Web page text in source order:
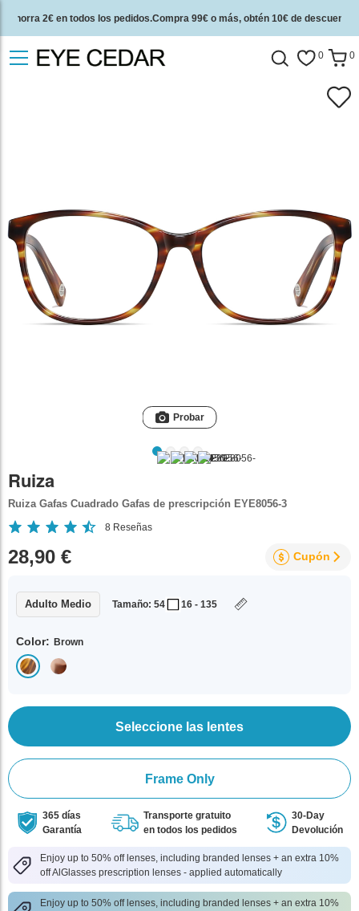
Ahorra 2€ en todos los pedidos.Compra 99€ o más, obtén 10€ de descuento.
2 años de garantía de calidad y 30 días de garantía de devolución del dinero.
0 0
Probar
Ruiza
Ruiza Gafas Cuadrado Gafas de prescripción EYE8056-3
8 Reseñas
28,90 € Cupón
Adulto Medio Tamaño: 54 16 - 135
Color: Brown
Seleccione las lentes
Frame Only
365 días
Garantía
Transporte gratuito
en todos los pedidos
30-Day
Devolución
Enjoy up to 50% off lenses, including branded lenses + an extra 10%
off AlGlasses prescription lenses - applied automatically
Enjoy up to 50% off lenses, including branded lenses + an extra 10%